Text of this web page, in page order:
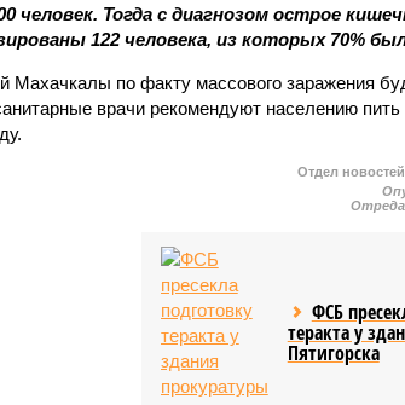
человек. Тогда с диагнозом острое
122 человека, из которых 70%
Махачкалы по факту массового заражения
врачи рекомендуют населению пить
Отдел
ФСБ
теракта у
Пятигорска